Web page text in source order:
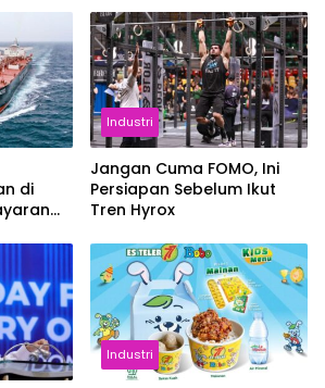
di
Industri
Jangan Cuma FOMO, Ini
Persiapan Sebelum Ikut
Tren Hyrox
Industri